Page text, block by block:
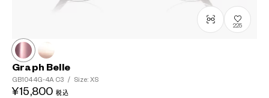
225
Graph Belle
GB1044G-4A C3 / Size: XS
¥15,800 税込